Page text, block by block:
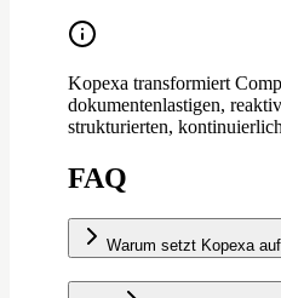
Kopexa transformiert
dokumentenlastigen,
strukturierten,
FAQ
Warum setzt Kopexa